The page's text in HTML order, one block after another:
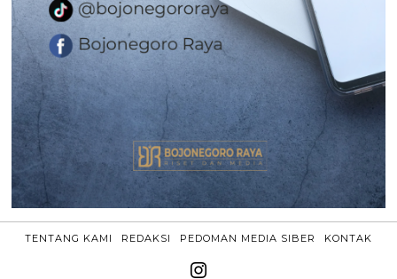
TENTANG KAMI REDAKSI PEDOMAN MEDIA SIBER KONTAK